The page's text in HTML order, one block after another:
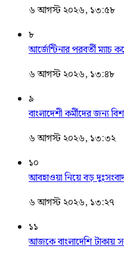
৬ আগস্ট ২০২৬, ১৩:৫৮
৮
আর্জেন্টিনার পরবর্তী
৬ আগস্ট ২০২৬, ১৩:৪৮
৯
বাংলাদেশী কর্মীদের জন্য
৬ আগস্ট ২০২৬, ১৩:৩২
১০
আবহাওয়া নিয়ে বড়
৬ আগস্ট ২০২৬, ১৩:২৭
১১
আজকে বাংলাদেশি টাকায়